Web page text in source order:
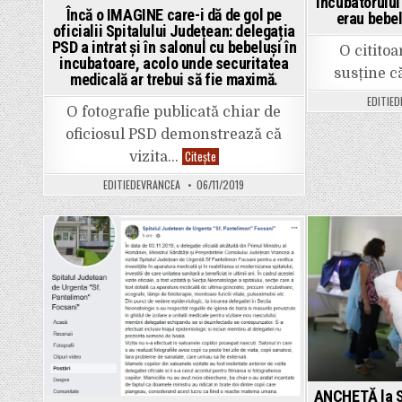
Încă o IMAGINE care-i dă de gol pe
oficialii Spitalului Județean: delegația
PSD a intrat și în salonul cu bebeluși în
incubatoare, acolo unde securitatea
medicală ar trebui să fie maximă.
O fotografie publicată chiar de
oficiosul PSD demonstrează că
vizita… CiteșteÎncă
o
IMAGINE
care-
i
dă
de
gol
pe
oficialii
Spitalului
Județean:
delegația
PSD
a
intrat
și
în
salonul
cu
bebeluși
EDITIEDEVRANCEA 06/11/2019
erau
O
susține
Posted
in
in
ANCHETĂ la